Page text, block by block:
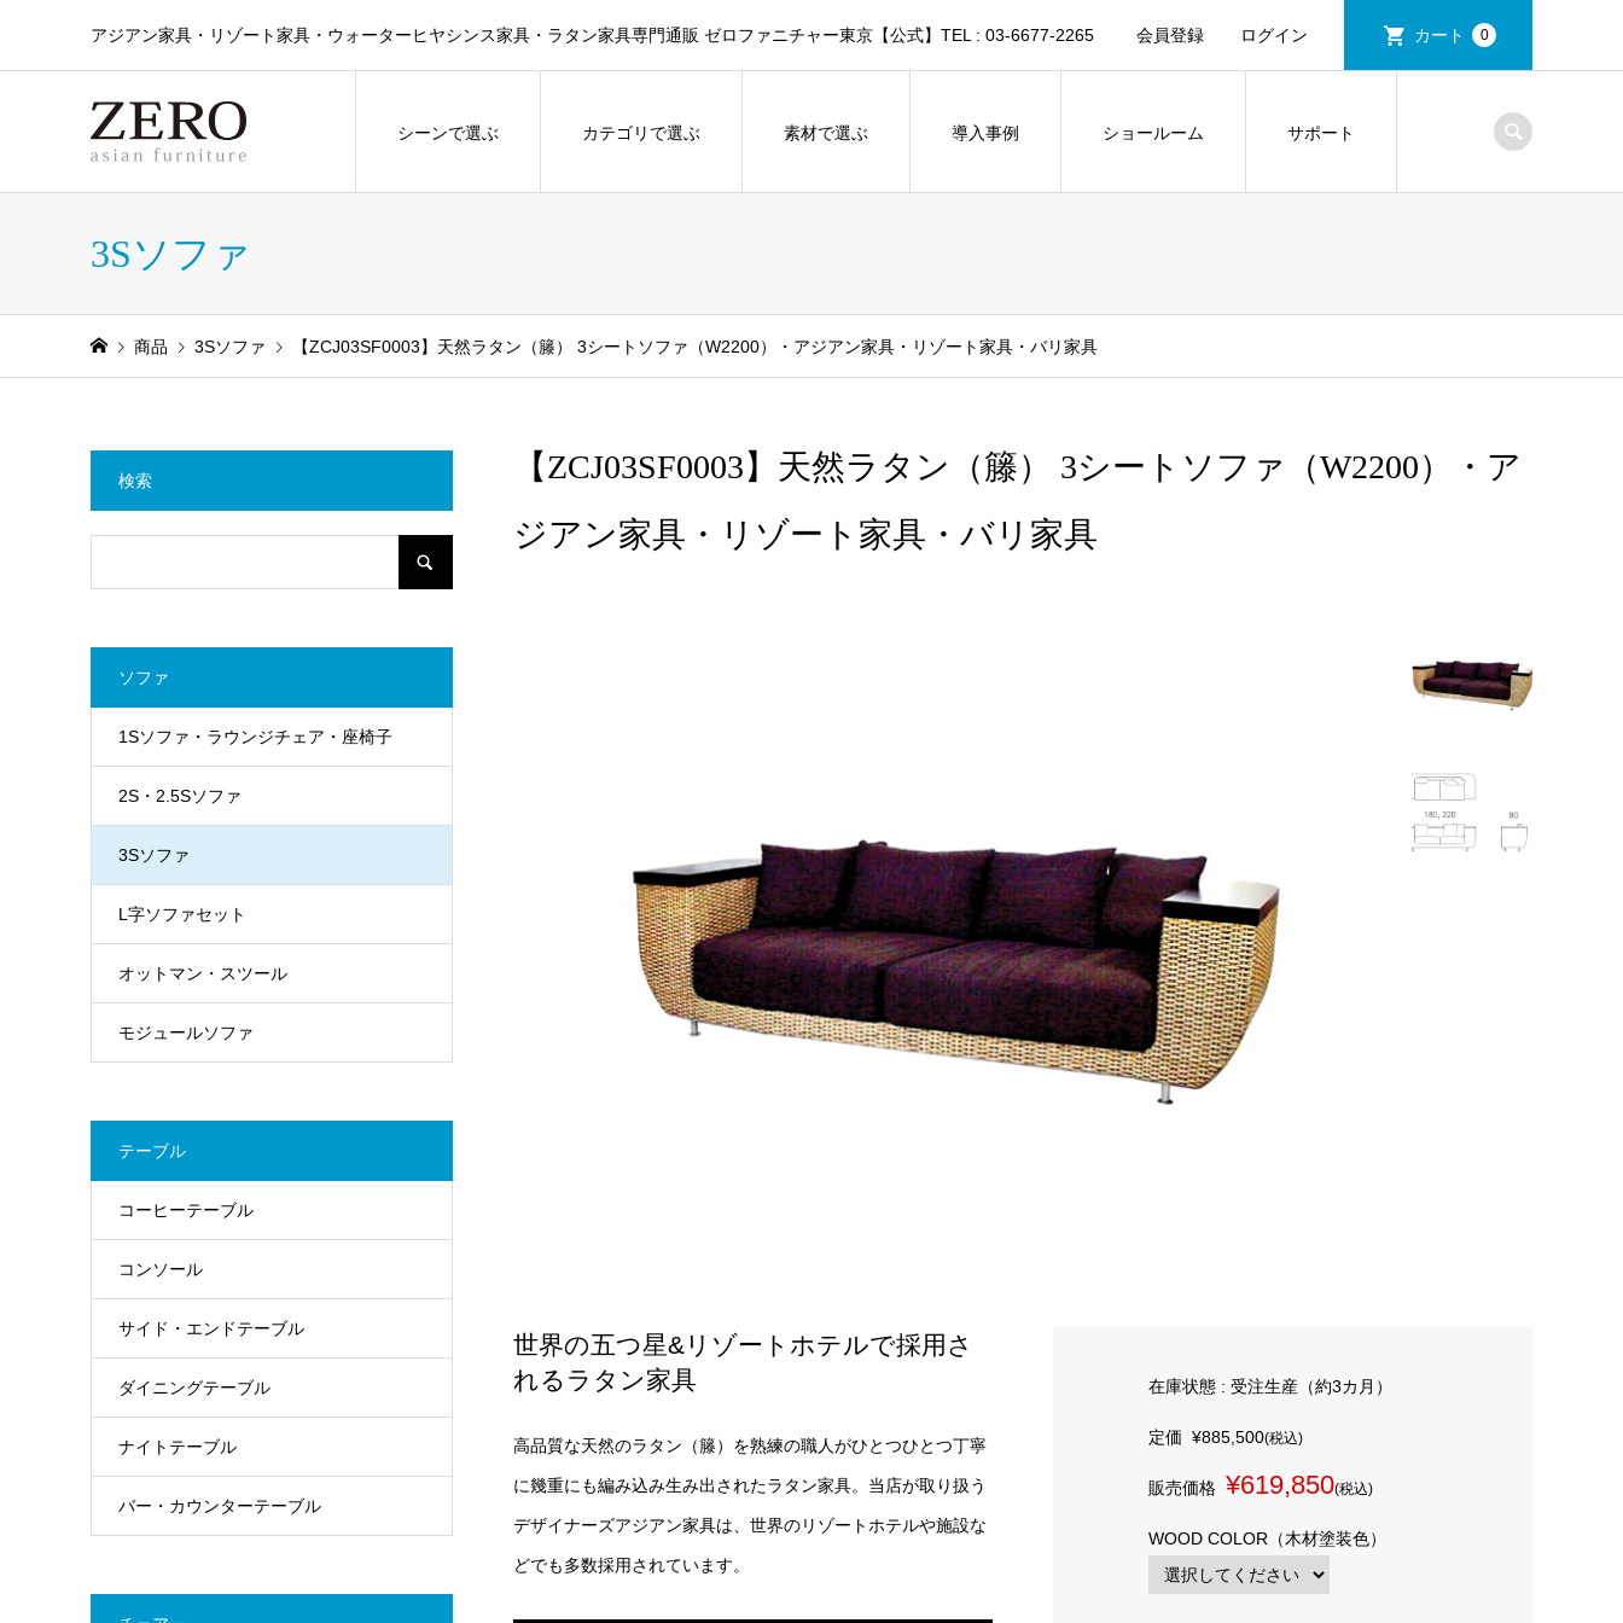
アジアン家具・リゾート家具・ウォーターヒヤシンス家具・ラタン家具専門通販 ゼロファニチャー東京【公式】TEL : 03-6677-2265 会員登録 ログイン カート 0
シーンで選ぶ カテゴリで選ぶ 素材で選ぶ 導入事例 ショールーム サポート
3Sソファ
商品 3Sソファ 【ZCJ03SF0003】天然ラタン（籐） 3シートソファ（W2200）・アジアン家具・リゾート家具・バリ家具
【ZCJ03SF0003】天然ラタン（籐） 3シートソファ（W2200）・ア
ジアン家具・リゾート家具・バリ家具
世界の五つ星&リゾートホテルで採用さ
れるラタン家具
高品質な天然のラタン（籐）を熟練の職人がひとつひとつ丁寧
に幾重にも編み込み生み出されたラタン家具。当店が取り扱う
デザイナーズアジアン家具は、世界のリゾートホテルや施設な
どでも多数採用されています。
在庫状態 : 受注生産（約3カ月）
定価¥885,500(税込)
販売価格 ¥619,850(税込)
WOOD COLOR（木材塗装色）
検索
ソファ
1Sソファ・ラウンジチェア・座椅子
2S・2.5Sソファ
3Sソファ
L字ソファセット
オットマン・スツール
モジュールソファ
テーブル
コーヒーテーブル
コンソール
サイド・エンドテーブル
ダイニングテーブル
ナイトテーブル
バー・カウンターテーブル